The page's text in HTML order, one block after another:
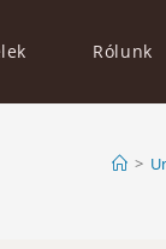
Rólunk
>